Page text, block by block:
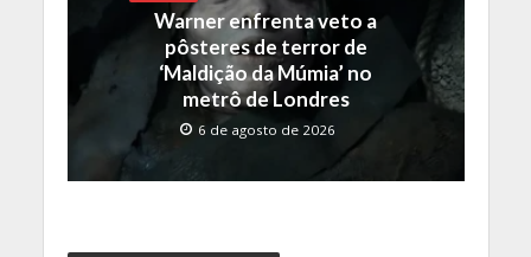
Warner enfrenta veto a
pôsteres de terror de
‘Maldição da Múmia’ no
metrô de Londres
6 de agosto de 2026